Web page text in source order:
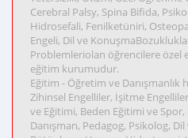
Cerebral Palsy, Spina Bifida,
Hidrosefali, Fenilketüniri,
Engeli, Dil ve
Problemleriolan öğrencilere özel
eğitim kurumudur.
Eğitim - Öğretim ve Danışmanlık
Zihinsel Engelliler, İşitme
ve Eğitimi, Beden Eğitimi ve
Danışman, Pedagog, Psikolog,